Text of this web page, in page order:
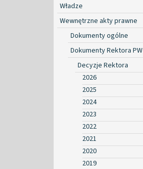
Władze
Wewnętrzne akty prawne
Dokumenty ogólne
Dokumenty Rektora PW
Decyzje Rektora
2026
2025
2024
2023
2022
2021
2020
2019